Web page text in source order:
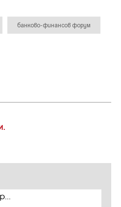
банково-финансов форум